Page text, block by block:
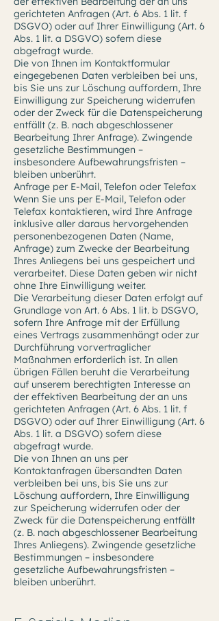
gerichteten Anfragen (Art. 6 Abs. 1 lit. f
DSGVO) oder auf Ihrer Einwilligung (Art. 6
Abs. 1 lit. a DSGVO) sofern diese
abgefragt wurde.
Die von Ihnen im Kontaktformular
eingegebenen Daten verbleiben bei uns,
bis Sie uns zur Löschung auffordern, Ihre
Einwilligung zur Speicherung widerrufen
oder der Zweck für die Datenspeicherung
entfällt (z. B. nach abgeschlossener
Bearbeitung Ihrer Anfrage). Zwingende
gesetzliche Bestimmungen –
insbesondere Aufbewahrungsfristen –
bleiben unberührt.
Anfrage per E-Mail, Telefon oder Telefax
Wenn Sie uns per E-Mail, Telefon oder
Telefax kontaktieren, wird Ihre Anfrage
inklusive aller daraus hervorgehenden
personenbezogenen Daten (Name,
Anfrage) zum Zwecke der Bearbeitung
Ihres Anliegens bei uns gespeichert und
verarbeitet. Diese Daten geben wir nicht
ohne Ihre Einwilligung weiter.
Die Verarbeitung dieser Daten erfolgt auf
Grundlage von Art. 6 Abs. 1 lit. b DSGVO,
sofern Ihre Anfrage mit der Erfüllung
eines Vertrags zusammenhängt oder zur
Durchführung vorvertraglicher
Maßnahmen erforderlich ist. In allen
übrigen Fällen beruht die Verarbeitung
auf unserem berechtigten Interesse an
der effektiven Bearbeitung der an uns
gerichteten Anfragen (Art. 6 Abs. 1 lit. f
DSGVO) oder auf Ihrer Einwilligung (Art. 6
Abs. 1 lit. a DSGVO) sofern diese
abgefragt wurde.
Die von Ihnen an uns per
Kontaktanfragen übersandten Daten
verbleiben bei uns, bis Sie uns zur
Löschung auffordern, Ihre Einwilligung
zur Speicherung widerrufen oder der
Zweck für die Datenspeicherung entfällt
(z. B. nach abgeschlossener Bearbeitung
Ihres Anliegens). Zwingende gesetzliche
Bestimmungen – insbesondere
gesetzliche Aufbewahrungsfristen –
bleiben unberührt.